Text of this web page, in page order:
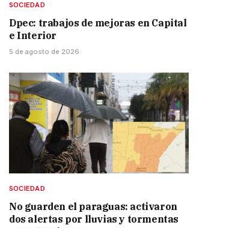
SOCIEDAD
Dpec: trabajos de mejoras en Capital
e Interior
5 de agosto de 2026
SOCIEDAD
No guarden el paraguas: activaron
dos alertas por lluvias y tormentas